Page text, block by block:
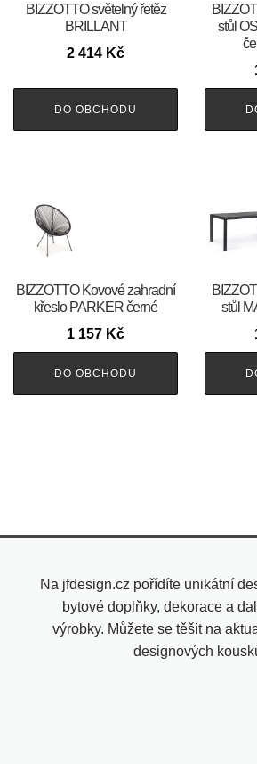
BIZZOTTO světelný řetěz
BRILLANT
2 414 Kč
DO OBCHODU
stůl
BIZZOTTO Kovové zahradní
křeslo PARKER černé
1 157 Kč
DO OBCHODU
stůl
Na jfdesign.cz pořídíte unikátní
bytové doplňky, dekorace a
výrobky. Můžete se těšit na
designových